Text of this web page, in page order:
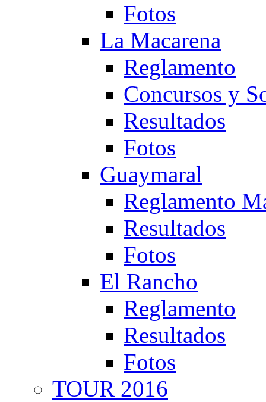
Fotos
La Macarena
Reglamento
Concursos y
Resultados
Fotos
Guaymaral
Reglamento
Resultados
Fotos
El Rancho
Reglamento
Resultados
Fotos
TOUR 2016